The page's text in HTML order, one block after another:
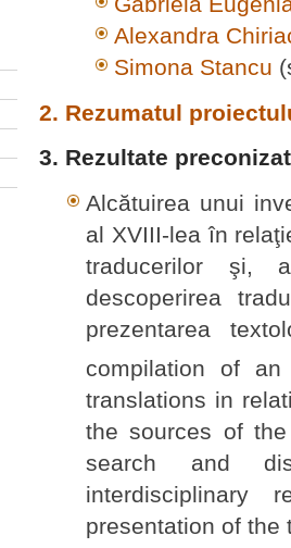
Alexandra
Simona Stancu
2. Rezumatul
3. Rezultate
Alcătuirea unui
al XVIII-lea în
traducerilor şi,
descoperirea
prezentarea
compilation of
translations in
the sources of
search and
interdisciplinary
presentation of the